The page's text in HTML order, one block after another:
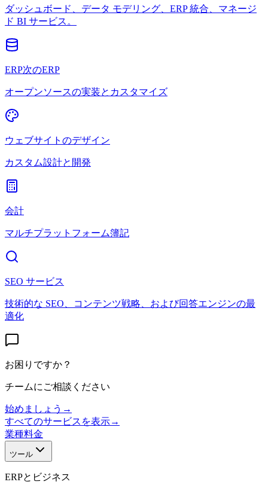
ダッシュボード、データ モデリング、ERP 統合、マネージ
ド BI サービス。
ERP次のERP
オープンソースの実装とカスタマイズ
ウェブサイトのデザイン
カスタム設計と開発
会計
マルチプラットフォーム簿記
SEO サービス
技術的な SEO、コンテンツ戦略、および回答エンジンの最
適化
お困りですか？
チームにご相談ください
始めましょう →
すべてのサービスを表示→
業種料金
ツール
ERPとビジネス